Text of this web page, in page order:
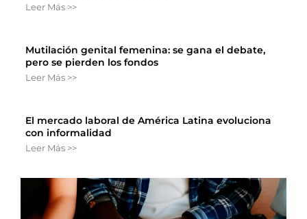
Leer Más >>
Mutilación genital femenina: se gana el debate,
pero se pierden los fondos
Leer Más >>
El mercado laboral de América Latina evoluciona
con informalidad
Leer Más >>